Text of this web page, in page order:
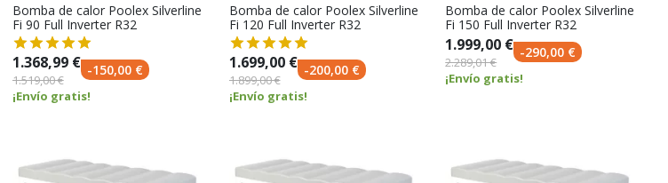
Bomba de calor Poolex Silverline
Fi 90 Full Inverter R32
1.368,99 €
1.519,00 €
-150,00 €
¡Envío gratis!
Bomba de calor Poolex Silverline
Fi 120 Full Inverter R32
1.699,00 €
1.899,00 €
-200,00 €
¡Envío gratis!
Bomba de calor Poolex Silverline
Fi 150 Full Inverter R32
1.999,00 €
2.289,01 €
-290,00 €
¡Envío gratis!